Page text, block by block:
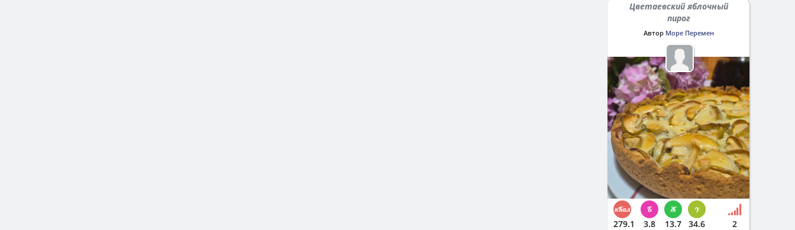
Цветаевский яблочный
пирог
Автор Море Перемен
279.1 3.8 13.7 34.6 2